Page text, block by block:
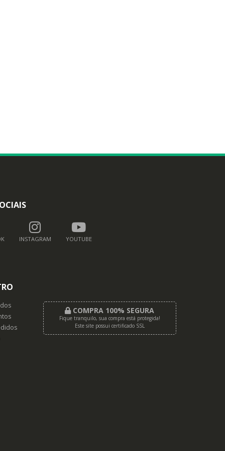
INSTAGRAM YOUTUBE
COMPRA 100% SEGURA
Fique tranquilo, sua compra está protegida!
Este site possui certificado SSL